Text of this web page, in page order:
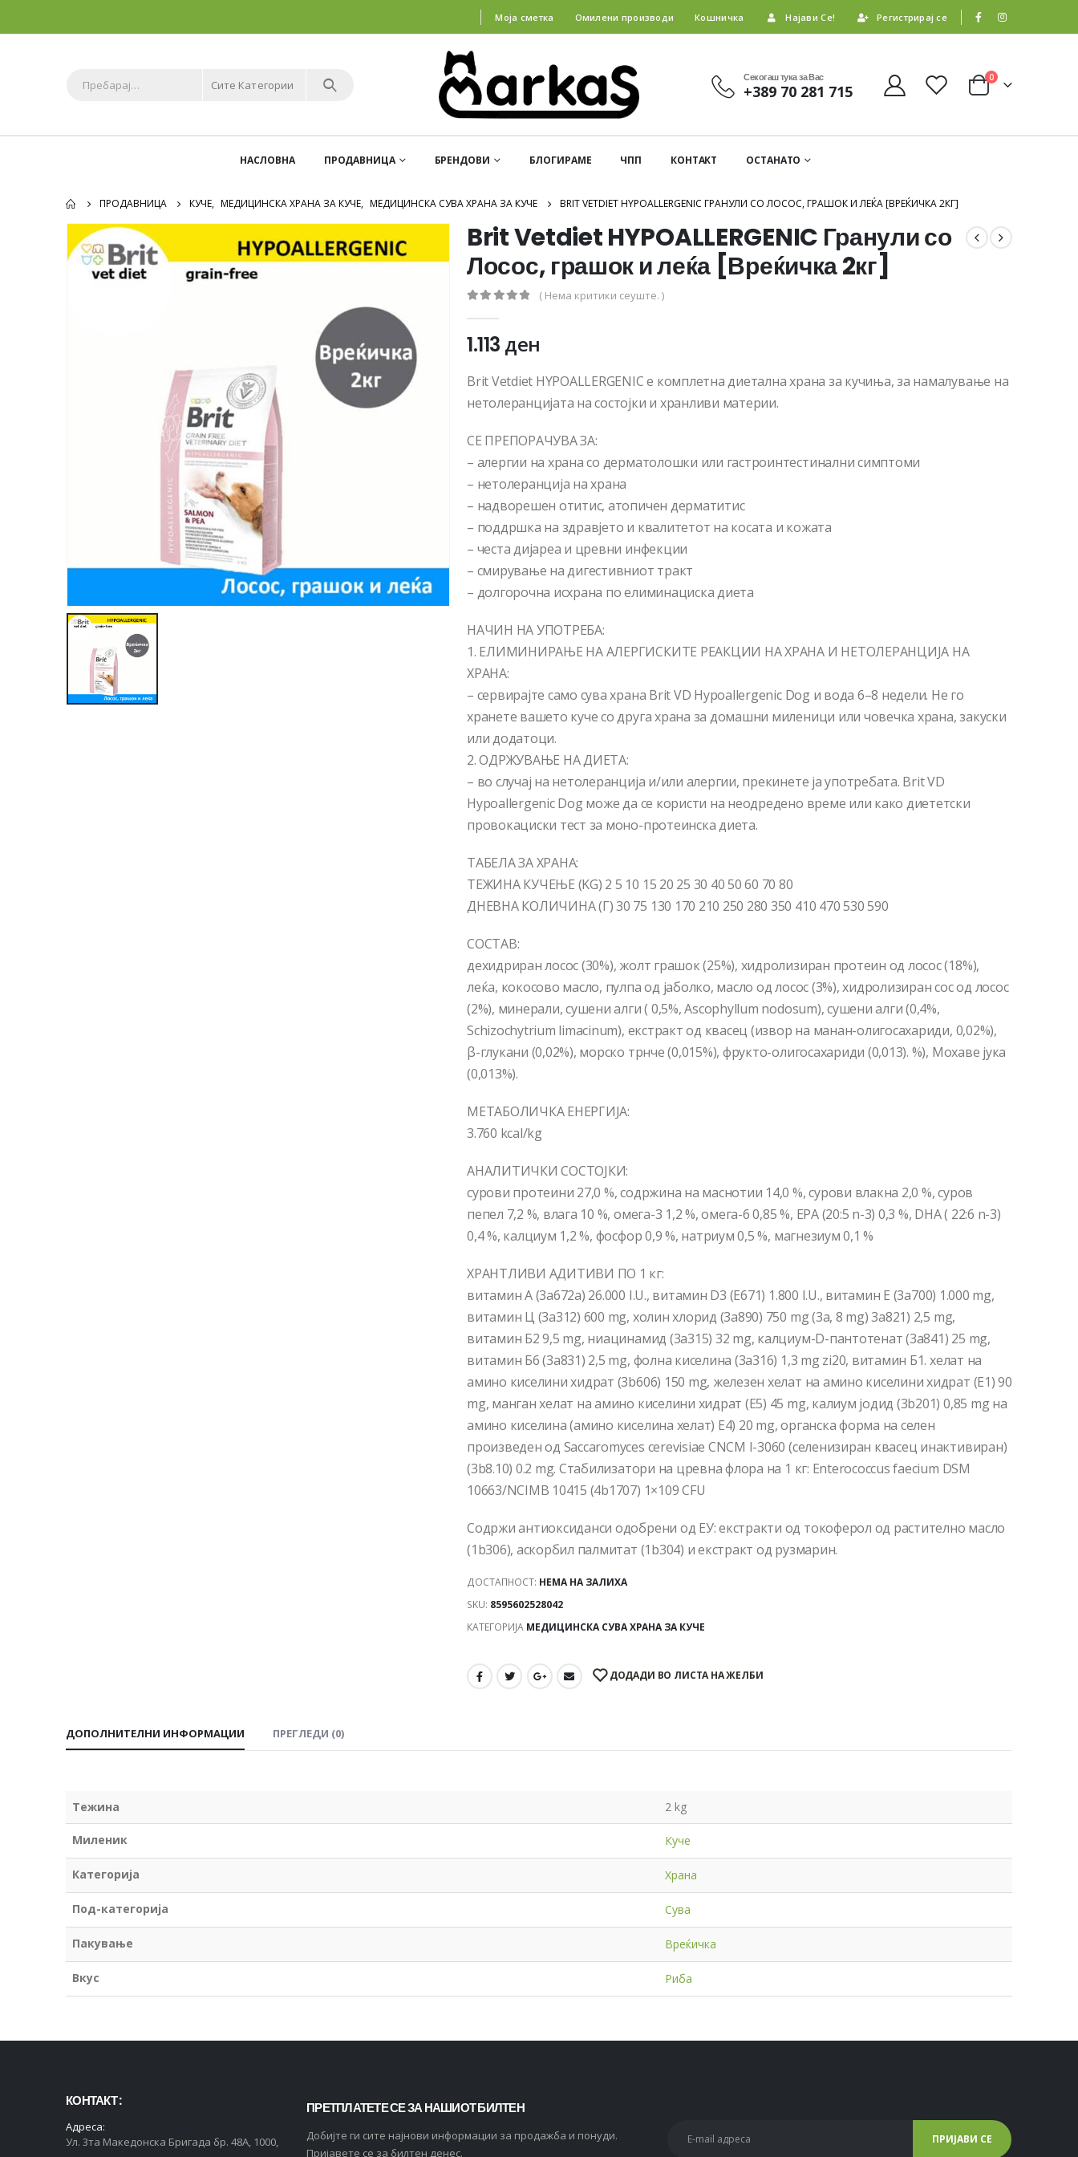
Моја сметка Омилени производи Кошничка Најави Се! Регистрирај се
Сите Категории
Секогаш тука за Вас
+389 70 281 715
0
НАСЛОВНА ПРОДАВНИЦА БРЕНДОВИ БЛОГИРАМЕ ЧПП КОНТАКТ ОСТАНАТО
ПРОДАВНИЦА КУЧЕ, МЕДИЦИНСКА ХРАНА ЗА КУЧЕ, МЕДИЦИНСКА СУВА ХРАНА ЗА КУЧЕ BRIT VETDIET HYPOALLERGENIC ГРАНУЛИ СО ЛОСОС, ГРАШОК И ЛЕЌА [ВРЕЌИЧКА 2КГ]
Brit Vetdiet HYPOALLERGENIC Гранули со
Лосос, грашок и леќа [Вреќичка 2кг]
( Нема критики сеуште. )
1.113 ден
Brit Vetdiet HYPOALLERGENIC е комплетна диетална храна за кучиња, за намалување на
нетолеранцијата на состојки и хранливи материи.
СЕ ПРЕПОРАЧУВА ЗА:
– алергии на храна со дерматолошки или гастроинтестинални симптоми
– нетолеранција на храна
– надворешен отитис, атопичен дерматитис
– поддршка на здравјето и квалитетот на косата и кожата
– честа дијареа и цревни инфекции
– смирување на дигестивниот тракт
– долгорочна исхрана по елиминациска диета
НАЧИН НА УПОТРЕБА:
1. ЕЛИМИНИРАЊЕ НА АЛЕРГИСКИТЕ РЕАКЦИИ НА ХРАНА И НЕТОЛЕРАНЦИЈА НА
ХРАНА:
– сервирајте само сува храна Brit VD Hypoallergenic Dog и вода 6–8 недели. Не го
хранете вашето куче со друга храна за домашни миленици или човечка храна, закуски
или додатоци.
2. ОДРЖУВАЊЕ НА ДИЕТА:
– во случај на нетолеранција и/или алергии, прекинете ја употребата. Brit VD
Hypoallergenic Dog може да се користи на неодредено време или како диететски
провокациски тест за моно-протеинска диета.
ТАБЕЛА ЗА ХРАНА:
ТЕЖИНА КУЧЕЊЕ (KG) 2 5 10 15 20 25 30 40 50 60 70 80
ДНЕВНА КОЛИЧИНА (Г) 30 75 130 170 210 250 280 350 410 470 530 590
СОСТАВ:
дехидриран лосос (30%), жолт грашок (25%), хидролизиран протеин од лосос (18%),
леќа, кокосово масло, пулпа од јаболко, масло од лосос (3%), хидролизиран сос од лосос
(2%), минерали, сушени алги ( 0,5%, Ascophyllum nodosum), сушени алги (0,4%,
Schizochytrium limacinum), екстракт од квасец (извор на манан-олигосахариди, 0,02%),
β-глукани (0,02%), морско трнче (0,015%), фрукто-олигосахариди (0,013). %), Мохаве јука
(0,013%).
МЕТАБОЛИЧКА ЕНЕРГИЈА:
3.760 kcal/kg
АНАЛИТИЧКИ СОСТОЈКИ:
сурови протеини 27,0 %, содржина на маснотии 14,0 %, сурови влакна 2,0 %, суров
пепел 7,2 %, влага 10 %, омега-3 1,2 %, омега-6 0,85 %, EPA (20:5 n-3) 0,3 %, DHA ( 22:6 n-3)
0,4 %, калциум 1,2 %, фосфор 0,9 %, натриум 0,5 %, магнезиум 0,1 %
ХРАНТЛИВИ АДИТИВИ ПО 1 кг:
витамин А (3a672a) 26.000 I.U., витамин D3 (E671) 1.800 I.U., витамин Е (3a700) 1.000 mg,
витамин Ц (3a312) 600 mg, холин хлорид (3a890) 750 mg (3a, 8 mg) 3a821) 2,5 mg,
витамин Б2 9,5 mg, ниацинамид (3a315) 32 mg, калциум-D-пантотенат (3a841) 25 mg,
витамин Б6 (3a831) 2,5 mg, фолна киселина (3a316) 1,3 mg zi20, витамин Б1. хелат на
амино киселини хидрат (3b606) 150 mg, железен хелат на амино киселини хидрат (E1) 90
mg, манган хелат на амино киселини хидрат (E5) 45 mg, калиум јодид (3b201) 0,85 mg на
амино киселина (амино киселина хелат) Е4) 20 mg, органска форма на селен
произведен од Saccaromyces cerevisiae CNCM I-3060 (селенизиран квасец инактивиран)
(3b8.10) 0.2 mg. Стабилизатори на цревна флора на 1 кг: Enterococcus faecium DSM
10663/NCIMB 10415 (4b1707) 1×109 CFU
Содржи антиоксиданси одобрени од ЕУ: екстракти од токоферол од растително масло
(1b306), аскорбил палмитат (1b304) и екстракт од рузмарин.
ДОСТАПНОСТ: НЕМА НА ЗАЛИХА
SKU: 8595602528042
КАТЕГОРИЈА МЕДИЦИНСКА СУВА ХРАНА ЗА КУЧЕ
ДОДАДИ ВО ЛИСТА НА ЖЕЛБИ
ДОПОЛНИТЕЛНИ ИНФОРМАЦИИ ПРЕГЛЕДИ (0)
Тежина 2 kg
Миленик Куче
Категорија Храна
Под-категорија Сува
Пакување Вреќичка
Вкус Риба
КОНТАКТ :
Адреса:
Ул. 3та Македонска Бригада бр. 48А, 1000,
ПРЕТПЛАТЕТЕ СЕ ЗА НАШИОТ БИЛТЕН
Добијте ги сите најнови информации за продажба и понуди.
Пријавете се за билтен денес.